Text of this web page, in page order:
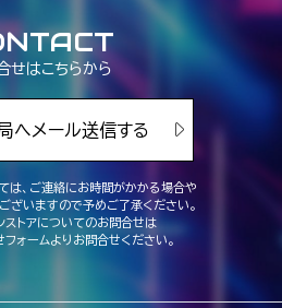
せはこちらから
へメール送信する
は、ご連絡にお時間がかかる場合や
ざいますので予めご了承ください。
ストアについてのお問合せは
フォームよりお問合せください。